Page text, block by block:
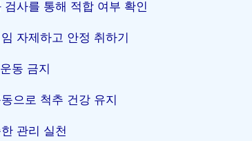
사를 통해 적합 여부 확인
자제하고 안정 취하기
동 금지
으로 척추 건강 유지
관리 실천